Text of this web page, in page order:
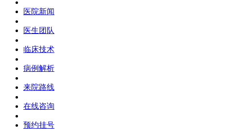
医院新闻
医生团队
临床技术
病例解析
来院路线
在线咨询
预约挂号